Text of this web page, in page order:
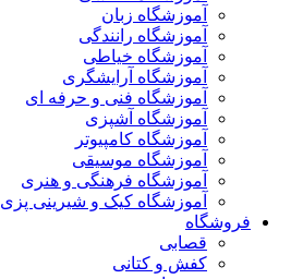
آموزشگاه زبان
آموزشگاه رانندگی
آموزشگاه خیاطی
آموزشگاه آرایشگری
آموزشگاه فنی و حرفه ای
آموزشگاه آشپزی
آموزشگاه کامپیوتر
آموزشگاه موسیقی
آموزشگاه فرهنگی و هنری
آموزشگاه کیک و شیرینی پزی
فروشگاه
قصابی
کفش و کتانی